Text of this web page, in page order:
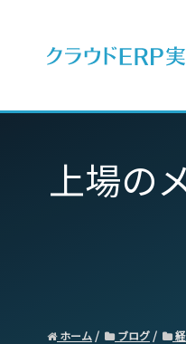
上場の
ホーム ブログ